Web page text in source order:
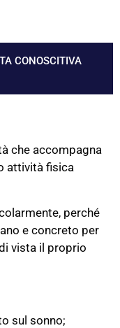
CONOSCITIVA
che accompagna
attività fisica
perché
e concreto per
vista il proprio
sul sonno;